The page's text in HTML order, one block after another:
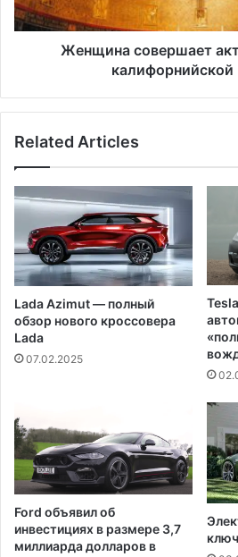
f
i
m
M
m
Б
л
а
г
о
т
в
и
т
е
л
ь
н
а
я
с
о
е
к
а
н
а
л
з
в
к
а
л
и
ф
о
Женщина совершает
калифорнийской
Related Articles
Lada Azimut — полный
обзор нового кроссовера
Lada
07.02.2025
Ford объявил об
инвестициях в размере 3,7
миллиарда долларов в